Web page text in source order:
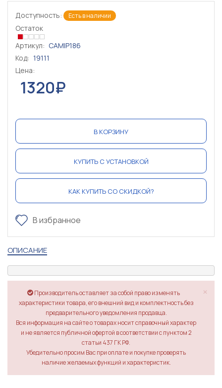
Доступность: Есть в наличии
Остаток
Артикул: CAMIP186
Код: 19111
Цена:
1320₽
В КОРЗИНУ
КУПИТЬ С УСТАНОВКОЙ
КАК КУПИТЬ СО СКИДКОЙ?
В избранное
ОПИСАНИЕ
×
Производитель оставляет за собой право изменять
характеристики товара, его внешний вид и комплектность без
предварительного уведомления продавца.
Вся информация на сайте о товарах носит справочный характер
и не является публичной офертой в соответствии с пунктом 2
статьи 437 ГК РФ.
Убедительно просим Вас при оплате и покупке проверять
наличие желаемых функций и характеристик.